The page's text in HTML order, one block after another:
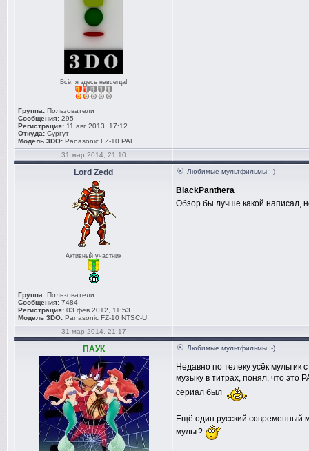
Всё, я здесь навсегда!
Группа: Пользователи
Сообщения: 295
Регистрация: 11 авг 2013, 17:12
Откуда: Сургут
Модель 3DO: Panasonic FZ-10 PAL
31 мар 2014, 21:10
Lord Zedd
Активный участник
Группа: Пользователи
Сообщения: 7484
Регистрация: 03 фев 2012, 11:53
Модель 3DO: Panasonic FZ-10 NTSC-U
Любимые мультфильмы ;-)
BlackPanthera
Обзор бы лучше какой написал,
31 мар 2014, 21:17
ПАУК Любимые мультфильмы ;-)
Недавно по телеку усёк
музыку в титрах, понял, что это
сериал был
Ещё один русский современный
мульт?